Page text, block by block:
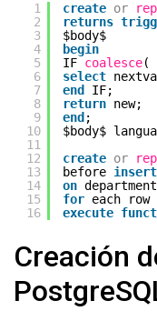
1
2
3
4
5
6
7
8
9
10
11
12
13
14
15
16
create or
returns
$body$
begin
IF coalesce(
select
end
IF;
return new;
end ;
$body$
create or
before insert
on
for each row
execute
Creación